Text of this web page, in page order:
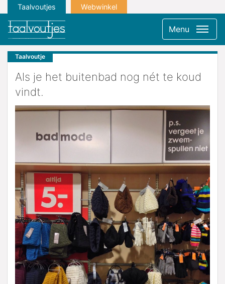
Taalvoutjes Webwinkel
Menu
Taalvoutje
Als je het buitenbad nog nét te koud
vindt.